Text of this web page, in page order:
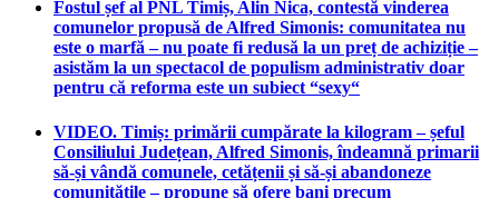
Fostul șef al PNL Timiș, Alin Nica, contestă vinderea
comunelor propusă de Alfred Simonis: comunitatea nu
este o marfă – nu poate fi redusă la un preț de achiziție –
asistăm la un spectacol de populism administrativ doar
pentru că reforma este un subiect “sexy“
VIDEO. Timiș: primării cumpărate la kilogram – șeful
Consiliului Județean, Alfred Simonis, îndeamnă primarii
să-și vândă comunele, cetățenii și să-și abandoneze
comunitățile – propune să ofere bani precum